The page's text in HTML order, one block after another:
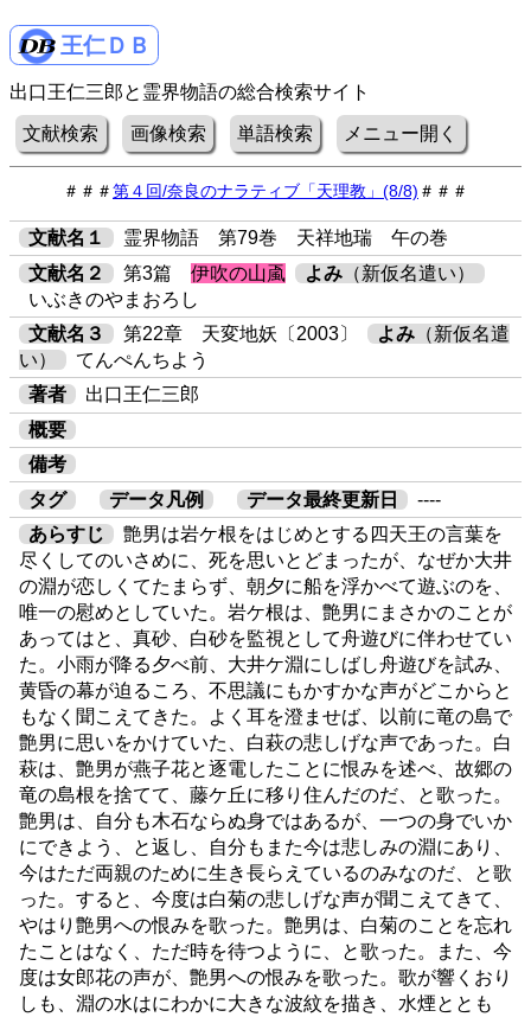
王仁ＤＢ
出口王仁三郎と霊界物語の総合検索サイト
文献検索 画像検索 単語検索 メニュー開く
＃＃＃第４回/奈良のナラティブ「天理教」(8/8) ＃＃＃
文献名１
霊界物語 第79巻 天祥地瑞 午の巻
文献名２
第3篇 伊吹の山颪 よみ （新仮名遣い）
いぶきのやまおろし
文献名３
第22章 天変地妖〔2003〕 よみ （新仮名遣
い）
てんぺんちよう
著者
出口王仁三郎
概要
備考
タグ
データ凡例 データ最終更新日
----
あらすじ
艶男は岩ケ根をはじめとする四天王の言葉を
尽くしてのいさめに、死を思いとどまったが、なぜか大井
の淵が恋しくてたまらず、朝夕に船を浮かべて遊ぶのを、
唯一の慰めとしていた。岩ケ根は、艶男にまさかのことが
あってはと、真砂、白砂を監視として舟遊びに伴わせてい
た。小雨が降る夕べ前、大井ケ淵にしばし舟遊びを試み、
黄昏の幕が迫るころ、不思議にもかすかな声がどこからと
もなく聞こえてきた。よく耳を澄ませば、以前に竜の島で
艶男に思いをかけていた、白萩の悲しげな声であった。白
萩は、艶男が燕子花と逐電したことに恨みを述べ、故郷の
竜の島根を捨てて、藤ケ丘に移り住んだのだ、と歌った。
艶男は、自分も木石ならぬ身ではあるが、一つの身でいか
にできよう、と返し、自分もまた今は悲しみの淵にあり、
今はただ両親のために生き長らえているのみなのだ、と歌
った。すると、今度は白菊の悲しげな声が聞こえてきて、
やはり艶男への恨みを歌った。艶男は、白菊のことを忘れ
たことはなく、ただ時を待つように、と歌った。また、今
度は女郎花の声が、艶男への恨みを歌った。歌が響くおり
しも、淵の水はにわかに大きな波紋を描き、水煙ととも